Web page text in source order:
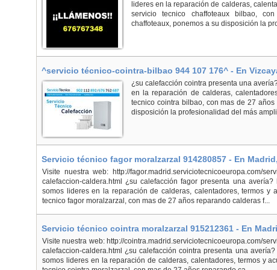
lideres en la reparación de calderas,
servicio tecnico chaffoteaux bilbao,
chaffoteaux, ponemos a su disposición la
^servicio técnico-cointra-bilbao 944 107 176^ - En
¿su calefacción cointra presenta una
en la reparación de calderas,
tecnico cointra bilbao, con mas de 27
disposición la profesionalidad del más
Servicio técnico fagor moralzarzal 914280857 - En
Visite nuestra web: http://fagor.madrid.serviciotecnicoeuropa.com/
calefaccion-caldera.html ¿su calefacción fagor presenta una
somos lideres en la reparación de calderas, calentadores, termos y
tecnico fagor moralzarzal, con mas de 27 años reparando calderas f...
Servicio técnico cointra moralzarzal 915212361 - En
Visite nuestra web: http://cointra.madrid.serviciotecnicoeuropa.com/
calefaccion-caldera.html ¿su calefacción cointra presenta una
somos lideres en la reparación de calderas, calentadores, termos y